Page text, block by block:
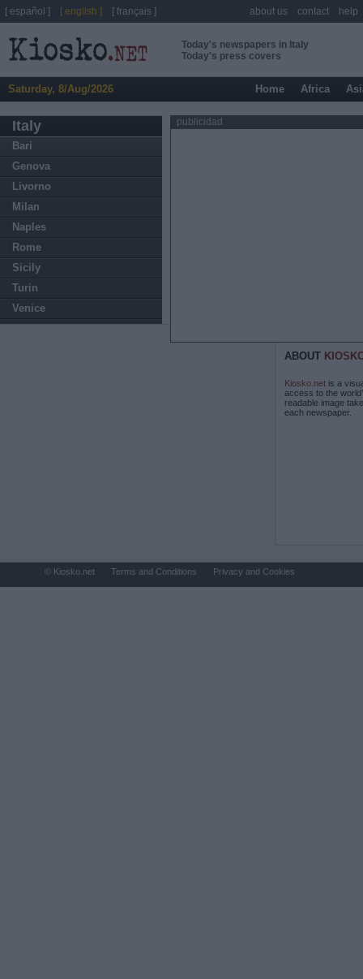
Today's newspapers in Italy
Today's press covers
Saturday, 8/Aug/2026 Home Africa
Italy
Bari
Genova
Livorno
Milan
Naples
Rome
Sicily
Turin
Venice
publicidad
ABOUT
Kiosko.net is a
access to the
readable image
each newspaper.
[ español ] [ english ] [ français ] about us contact help
© Kiosko.net Terms and Conditions Privacy and Cookies